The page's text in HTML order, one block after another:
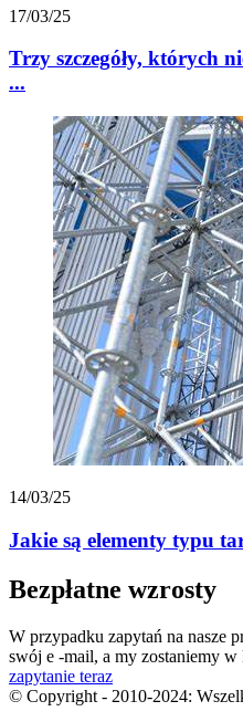
17/03/25
Trzy szczegóły, których
...
14/03/25
Jakie są elementy typu
Bezpłatne wzrosty
W przypadku zapytań na nasze
swój e -mail, a my zostaniemy
zapytanie teraz
© Copyright - 2010-2024: